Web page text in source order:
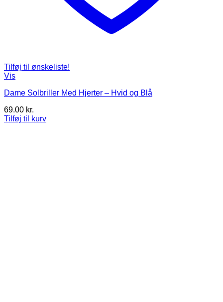
Tilføj til ønskeliste!
Vis
Dame Solbriller Med Hjerter – Hvid og Blå
69.00 kr.
Tilføj til kurv